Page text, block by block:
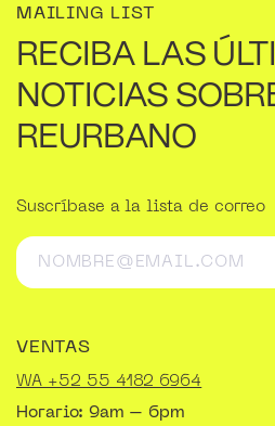
MAILING LIST
RECIBA LAS
NOTICIAS
REURBANO
Suscríbase a la lista de correo
VENTAS
WA +52 55 4182 6964
Horario: 9am – 6pm